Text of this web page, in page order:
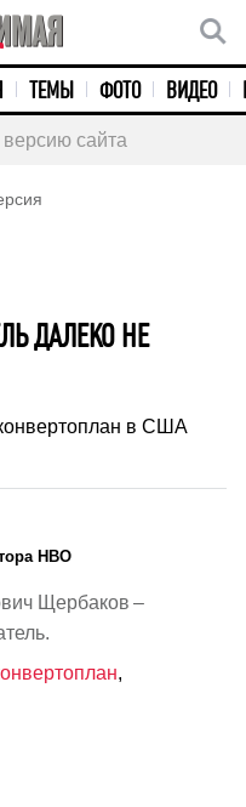
ТЕМЫ ФОТО ВИДЕО
сайта
ДАЛЕКО НЕ
в США
НВО
Щербаков –
,